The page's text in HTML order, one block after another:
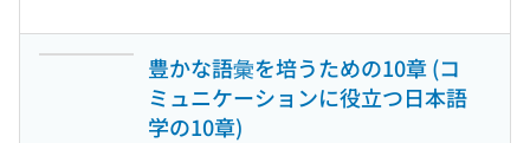
豊かな語彙を培うための10章 (コ
ミュニケーションに役立つ日本語
学の10章)